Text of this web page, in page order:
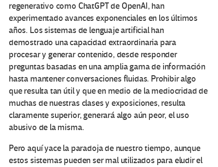
regenerativo como ChatGPT de OpenAI, han
experimentado avances exponenciales en los últimos
años. Los sistemas de lenguaje artificial han
demostrado una capacidad extraordinaria para
procesar y generar contenido, desde responder
preguntas basadas en una amplia gama de información
hasta mantener conversaciones fluidas. Prohibir algo
que resulta tan útil y que en medio de la mediocridad de
muchas de nuestras clases y exposiciones, resulta
claramente superior, generará algo aún peor, el uso
abusivo de la misma.
Pero aquí yace la paradoja de nuestro tiempo, aunque
estos sistemas pueden ser mal utilizados para eludir el